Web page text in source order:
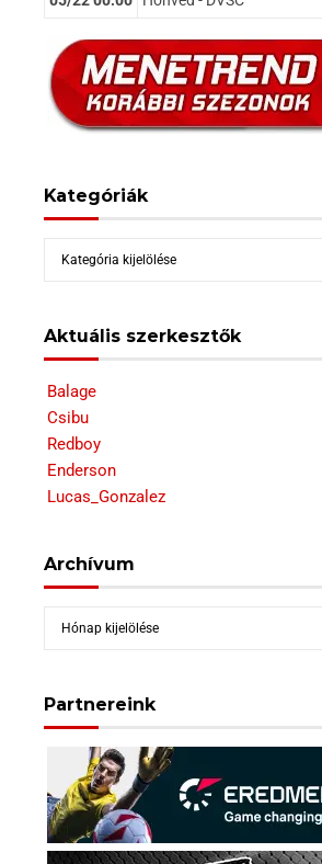
Kategóriák
Kategóriák
Aktuális szerkesztők
Balage
Csibu
Redboy
Enderson
Lucas_Gonzalez
Archívum
Archívum
Partnereink